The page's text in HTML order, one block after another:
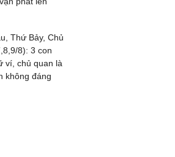
Thứ Bảy, Chủ
8): 3 con
ví, chủ quan là
không đáng